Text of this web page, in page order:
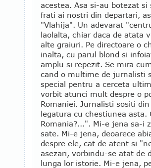
acestea. Asa si-au botezat si
frati ai nostri din departari,
"Vlahija". Un adevarat
laolalta, chiar daca de atata
alte graiuri. Pe directoare o
inalta, cu parul blond si
amplu si repezit. Se mira
cand o multime de jurnalisti
special pentru a cerceta
vorbit atunci mult despre o
Romaniei. Jurnalisti sositi
legatura cu chestiunea
Romania?...". Mi-e jena sa-i
sate. Mi-e jena, deoarece
despre ele, cat de atent si
asezari, vorbindu-se atat de
lunga lor istorie. Mi-e jena,